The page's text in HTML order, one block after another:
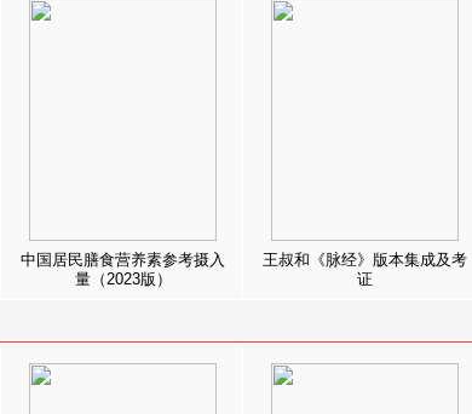
中国居民膳食营养素参考摄入
量（2023版）
王叔和《脉经》版本集成及考
证